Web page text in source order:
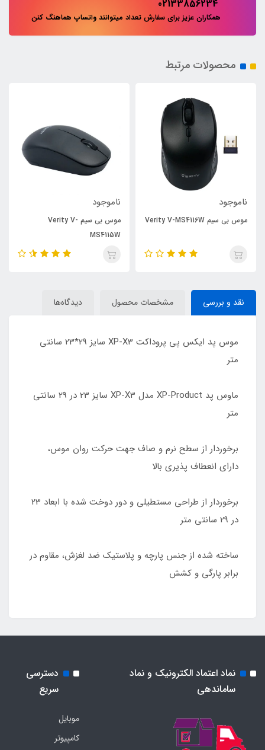
همکاران عزیز برای سفارش تعداد میتوانند واتساپ هماهنگ کنن
محصولات مرتبط
ناموجود
موس بی سیم Verity V-MS4116W
ناموجود
موس بی سیم Verity V-
MS4115W
نقد و بررسی مشخصات محصول دیدگاه‌ها
موس پد ایکس پی پروداکت XP-X3 سایز 29*23 سانتی
متر
ماوس پد XP-Product مدل XP-X3 سایز 23 در 29 سانتی
متر
برخوردار از سطح نرم و صاف جهت حرکت روان موس،
دارای انعطاف پذیری بالا
برخوردار از طراحی مستطیلی و دور دوخت شده با ابعاد 23
در 29 سانتی متر
ساخته شده از جنس پارچه و پلاستیک ضد لغزش، مقاوم در
برابر پارگی و کشش
نماد اعتماد الکترونیک و نماد
ساماندهی
دسترسی
سریع
موبایل
کامپیوتر